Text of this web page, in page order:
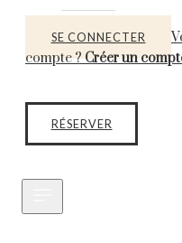
SE CONNECTER
compte ?Créer un
RÉSERVER